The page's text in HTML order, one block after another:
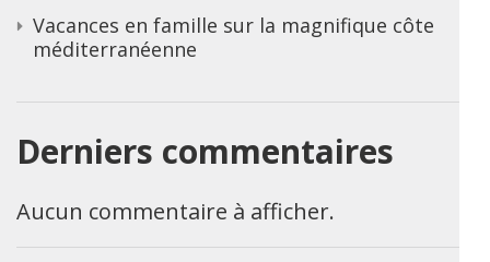
Vacances en famille sur la magnifique côte
méditerranéenne
Derniers commentaires
Aucun commentaire à afficher.